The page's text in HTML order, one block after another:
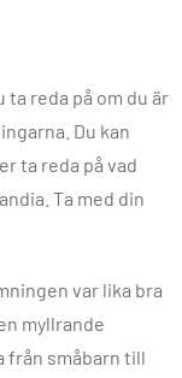
ta reda på om du är
Du kan
ta reda på vad
Ta med din
var lika bra
myllrande
från småbarn till